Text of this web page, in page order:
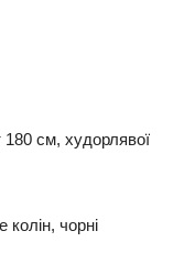
180 см, худорлявої
чорні